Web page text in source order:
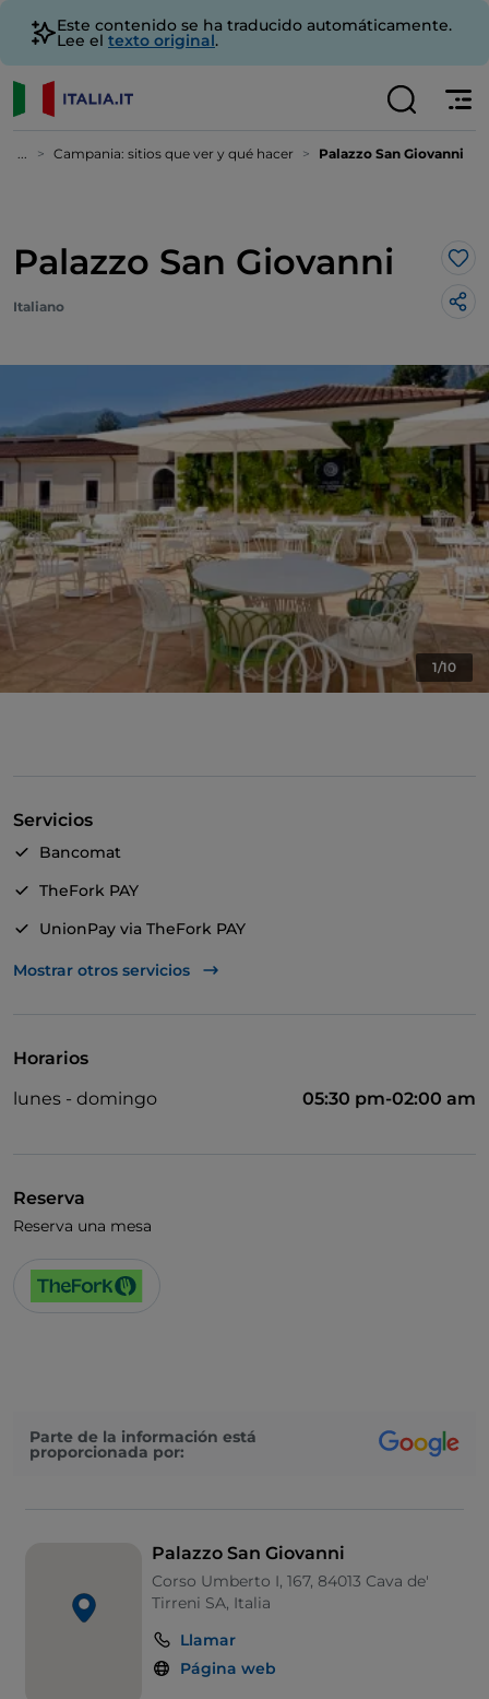
Este contenido se ha traducido automáticamente.
Lee el texto original.
... Campania: sitios que ver y qué hacer Palazzo San Giovanni
Palazzo San Giovanni Me
Italiano
1/10
Servicios
Bancomat
TheFork PAY
UnionPay via TheFork PAY
Visa
Wi-Fi
Mostrar otros servicios
Horarios
lunes - domingo
05:30 pm-02:00 am
Reserva
Reserva una mesa
Parte de la información está
proporcionada por:
Palazzo San Giovanni
Corso Umberto I, 167, 84013 Cava de'
Tirreni SA, Italia
Llamar
Página web